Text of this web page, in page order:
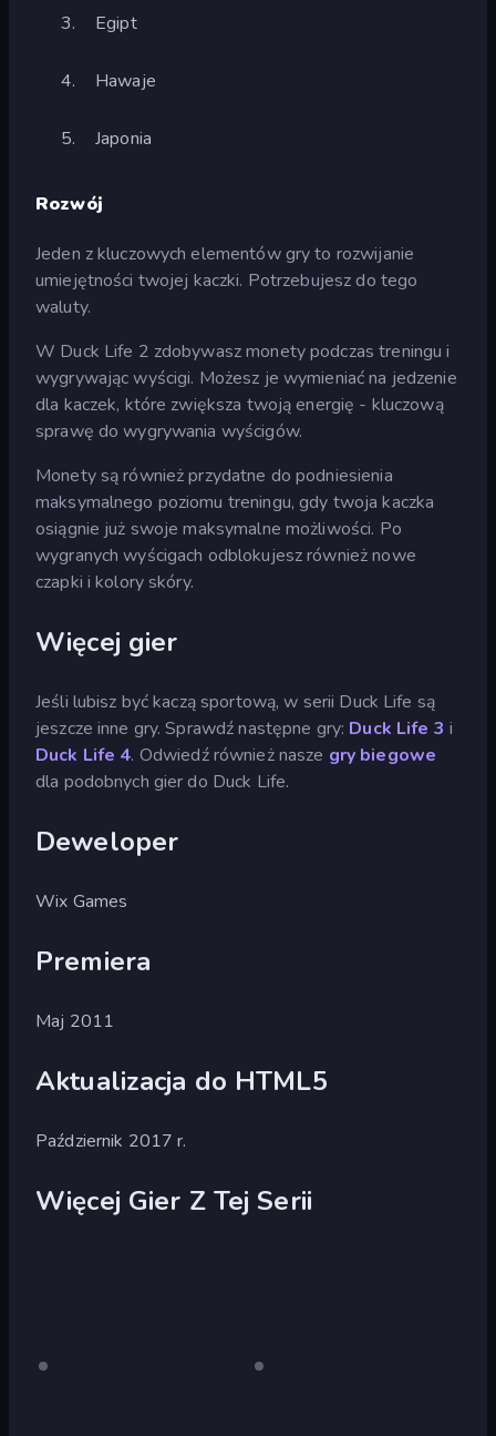
Egipt
Hawaje
Japonia
Rozwój
Jeden z kluczowych elementów gry to rozwijanie
umiejętności twojej kaczki. Potrzebujesz do tego
waluty.
W Duck Life 2 zdobywasz monety podczas treningu i
wygrywając wyścigi. Możesz je wymieniać na jedzenie
dla kaczek, które zwiększa twoją energię - kluczową
sprawę do wygrywania wyścigów.
Monety są również przydatne do podniesienia
maksymalnego poziomu treningu, gdy twoja kaczka
osiągnie już swoje maksymalne możliwości. Po
wygranych wyścigach odblokujesz również nowe
czapki i kolory skóry.
Więcej gier
Jeśli lubisz być kaczą sportową, w serii Duck Life są
jeszcze inne gry. Sprawdź następne gry: Duck Life 3 i
Duck Life 4. Odwiedź również nasze gry biegowe
dla podobnych gier do Duck Life.
Deweloper
Wix Games
Premiera
Maj 2011
Aktualizacja do HTML5
Październik 2017 r.
Więcej Gier Z Tej Serii
Tylko
Tylko